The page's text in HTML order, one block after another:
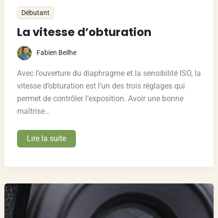
Débutant
La vitesse d’obturation
Fabien Beilhe
Avec l’ouverture du diaphragme et la sensibilité ISO, la
vitesse d’obturation est l’un des trois réglages qui
permet de contrôler l’exposition. Avoir une bonne
maîtrise…
La
vitesse
Lire la suite